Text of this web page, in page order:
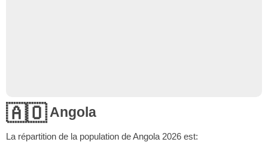
🇦🇴Angola
La répartition de la population de Angola 2026 est: